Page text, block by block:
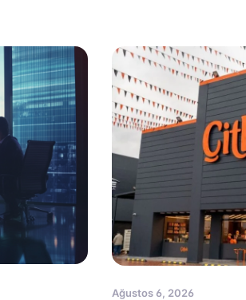
Ağustos 6, 2026